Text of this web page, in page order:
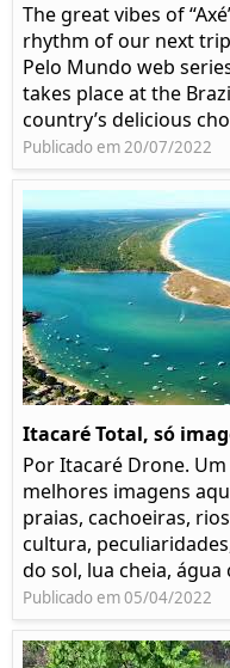
The great vibes of
rhythm of our next
Pelo Mundo web
takes place at the
country’s delicious
Publicado em 20/07/2022
Itacaré Total, só
Por Itacaré Drone.
melhores imagens
praias, cachoeiras,
cultura,
do sol, lua cheia,
Publicado em 05/04/2022